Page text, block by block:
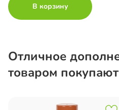
В корзину
Отличное
товаром покупают